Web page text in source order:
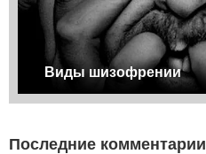
Виды шизофрении
Последние комментарии